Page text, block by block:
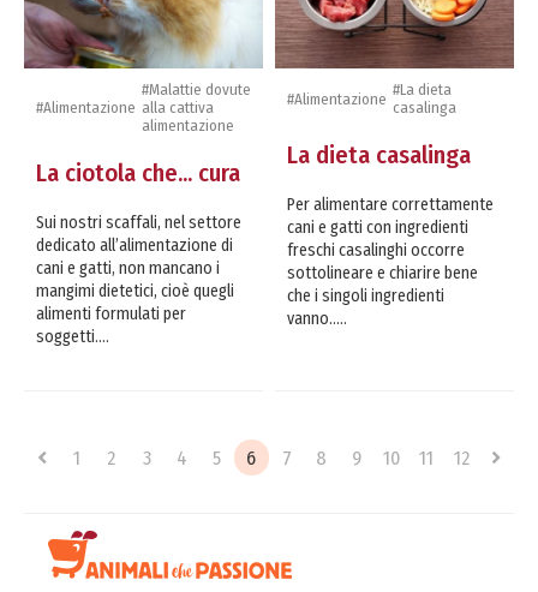
#Alimentazione
#Malattie dovute
alla cattiva
alimentazione
La ciotola che... cura
Sui nostri scaffali, nel settore
dedicato all’alimentazione di
cani e gatti, non mancano i
mangimi dietetici, cioè quegli
alimenti formulati per
soggetti....
#Alimentazione #La dieta
casalinga
La dieta casalinga
Per alimentare correttamente
cani e gatti con ingredienti
freschi casalinghi occorre
sottolineare e chiarire bene
che i singoli ingredienti
vanno.....
1 2 3 4 5 6 7 8 9 10 11 12